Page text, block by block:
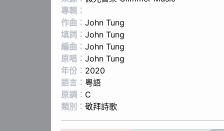
專輯：
作曲： John Tung
填詞： John Tung
編曲： John Tung
原唱： John Tung
年份： 2020
語言： 粵語
原調： C
類別： 敬拜詩歌